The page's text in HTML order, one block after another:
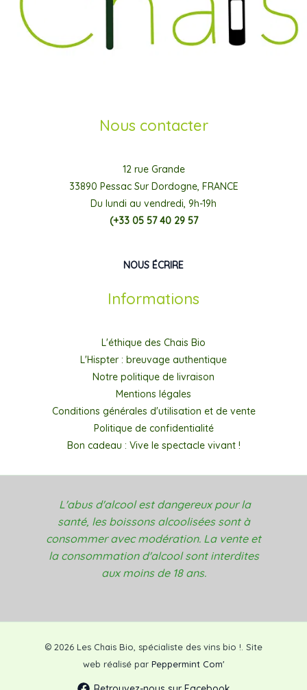
Nous contacter
12 rue Grande
33890 Pessac Sur Dordogne, FRANCE
Du lundi au vendredi, 9h-19h
(+33 05 57 40 29 57
NOUS ÉCRIRE
Informations
L'éthique des Chais Bio
L'Hispter : breuvage authentique
Notre politique de livraison
Mentions légales
Conditions générales d'utilisation et de vente
Politique de confidentialité
Bon cadeau : Vive le spectacle vivant !
L'abus d'alcool est dangereux pour la
santé, les boissons alcoolisées sont à
consommer avec modération. La vente et
la consommation d'alcool sont interdites
aux moins de 18 ans.
© 2026 Les Chais Bio, spécialiste des vins bio !. Site
web réalisé par Peppermint Com'